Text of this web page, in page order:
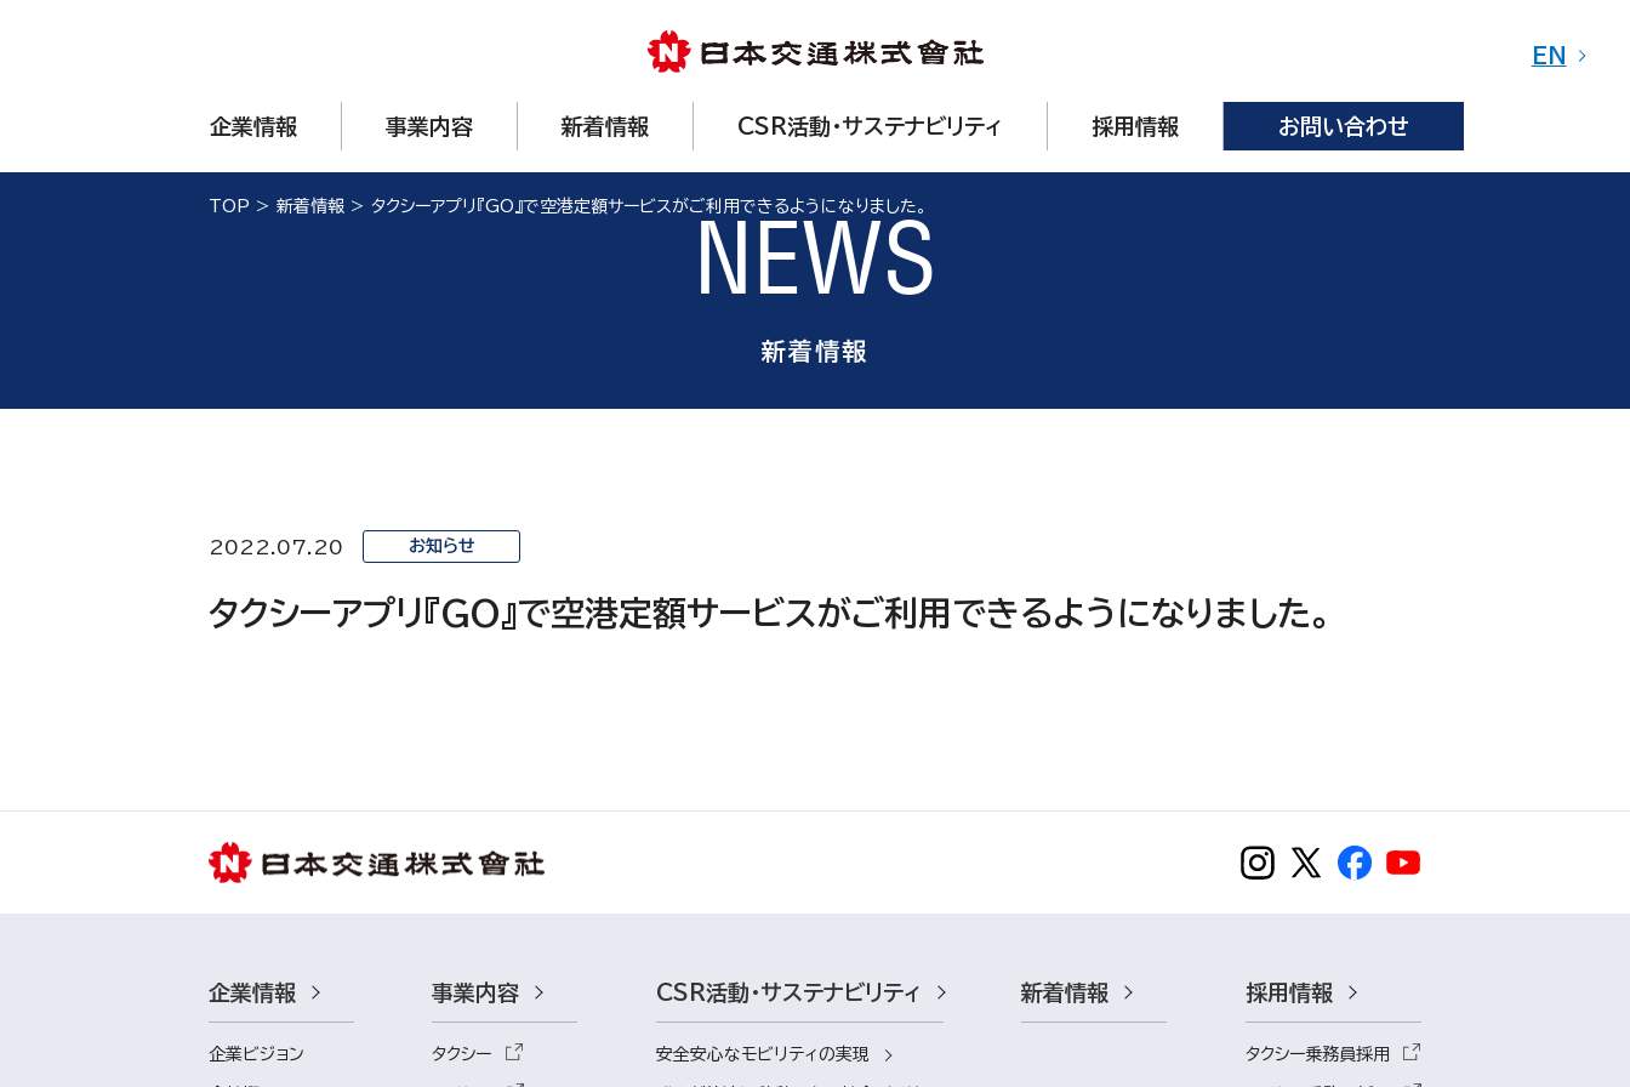
EN
企業情報 事業内容 新着情報 CSR活動・サステナビリティ 採用情報 お問い合わせ
TOP > 新着情報 > タクシーアプリ『GO』で空港定額サービスがご利用できるようになりました。
NEWS
新着情報
2022.07.20 お知らせ
タクシーアプリ『GO』で空港定額サービスがご利用できるようになりました。
企業情報
企業ビジョン
事業内容
タクシー
CSR活動・サステナビリティ
安全安心なモビリティの実現
新着情報 採用情報
タクシー乗務員採用